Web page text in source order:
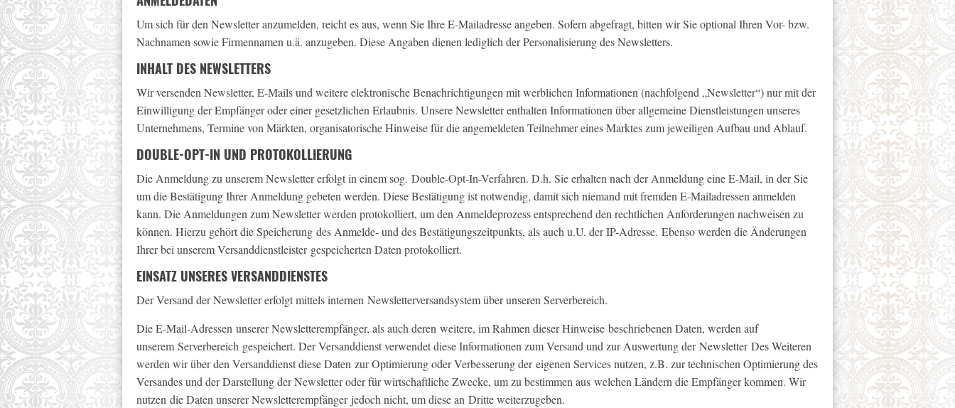
Um sich für den Newsletter anzumelden, reicht es aus, wenn Sie Ihre E-Mailadresse angeben. Sofern abgefragt, bitten wir Sie optional Ihren Vor- bzw.
Nachnamen sowie Firmennamen u.ä. anzugeben. Diese Angaben dienen lediglich der Personalisierung des Newsletters.
INHALT DES NEWSLETTERS
Wir versenden Newsletter, E-Mails und weitere elektronische Benachrichtigungen mit werblichen Informationen (nachfolgend „Newsletter“) nur mit der
Einwilligung der Empfänger oder einer gesetzlichen Erlaubnis. Unsere Newsletter enthalten Informationen über allgemeine Dienstleistungen unseres
Unternehmens, Termine von Märkten, organisatorische Hinweise für die angemeldeten Teilnehmer eines Marktes zum jeweiligen Aufbau und Ablauf.
DOUBLE-OPT-IN UND PROTOKOLLIERUNG
Die Anmeldung zu unserem Newsletter erfolgt in einem sog. Double-Opt-In-Verfahren. D.h. Sie erhalten nach der Anmeldung eine E-Mail, in der Sie
um die Bestätigung Ihrer Anmeldung gebeten werden. Diese Bestätigung ist notwendig, damit sich niemand mit fremden E-Mailadressen anmelden
kann. Die Anmeldungen zum Newsletter werden protokolliert, um den Anmeldeprozess entsprechend den rechtlichen Anforderungen nachweisen zu
können. Hierzu gehört die Speicherung des Anmelde- und des Bestätigungszeitpunkts, als auch u.U. der IP-Adresse. Ebenso werden die Änderungen
Ihrer bei unserem Versanddienstleister gespeicherten Daten protokolliert.
EINSATZ UNSERES VERSANDDIENSTES
Der Versand der Newsletter erfolgt mittels internen Newsletterversandsystem über unseren Serverbereich.
Die E-Mail-Adressen unserer Newsletterempfänger, als auch deren weitere, im Rahmen dieser Hinweise beschriebenen Daten, werden auf
unserem Serverbereich gespeichert. Der Versanddienst verwendet diese Informationen zum Versand und zur Auswertung der Newsletter Des Weiteren
werden wir über den Versanddienst diese Daten zur Optimierung oder Verbesserung der eigenen Services nutzen, z.B. zur technischen Optimierung des
Versandes und der Darstellung der Newsletter oder für wirtschaftliche Zwecke, um zu bestimmen aus welchen Ländern die Empfänger kommen. Wir
nutzen die Daten unserer Newsletterempfänger jedoch nicht, um diese an Dritte weiterzugeben.